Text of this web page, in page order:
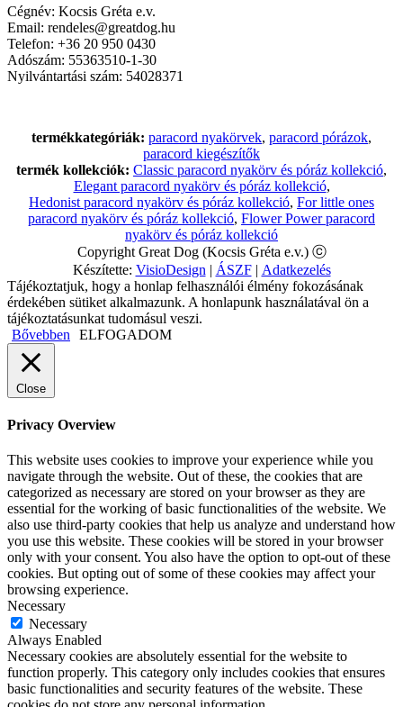
Cégnév: Kocsis Gréta e.v.
Email: rendeles@greatdog.hu
Telefon: +36 20 950 0430
Adószám: 55363510-1-30
Nyilvántartási szám: 54028371
termékkategóriák: paracord nyakörvek, paracord pórázok,
paracord kiegészítők
termék kollekciók: Classic paracord nyakörv és póráz kollekció,
Elegant paracord nyakörv és póráz kollekció,
Hedonist paracord nyakörv és póráz kollekció, For little ones
paracord nyakörv és póráz kollekció, Flower Power paracord
nyakörv és póráz kollekció
Copyright Great Dog (Kocsis Gréta e.v.) ⓒ
Készítette: VisioDesign | ÁSZF | Adatkezelés
Tájékoztatjuk, hogy a honlap felhasználói élmény fokozásának
érdekében sütiket alkalmazunk. A honlapunk használatával ön a
tájékoztatásunkat tudomásul veszi.
Bővebben
ELFOGADOM
Close
Privacy Overview
This website uses cookies to improve your experience while you
navigate through the website. Out of these, the cookies that are
categorized as necessary are stored on your browser as they are
essential for the working of basic functionalities of the website. We
also use third-party cookies that help us analyze and understand how
you use this website. These cookies will be stored in your browser
only with your consent. You also have the option to opt-out of these
cookies. But opting out of some of these cookies may affect your
browsing experience.
Necessary
Necessary
Always Enabled
Necessary cookies are absolutely essential for the website to
function properly. This category only includes cookies that ensures
basic functionalities and security features of the website. These